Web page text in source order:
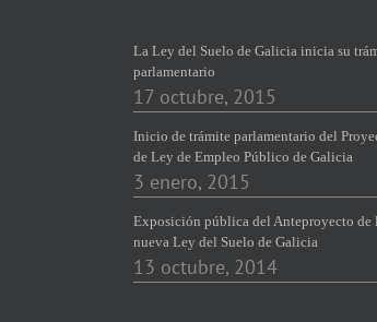
La Ley del Suelo de Galicia inicia su
parlamentario
17 octubre, 2015
Inicio de trámite parlamentario del
de Ley de Empleo Público de Galicia
3 enero, 2015
Exposición pública del Anteproyecto de
nueva Ley del Suelo de Galicia
13 octubre, 2014